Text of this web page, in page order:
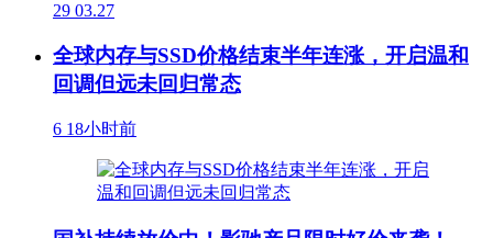
29 03.27
全球内存与SSD价格结束半年连涨，开启温和
回调但远未回归常态
6 18小时前